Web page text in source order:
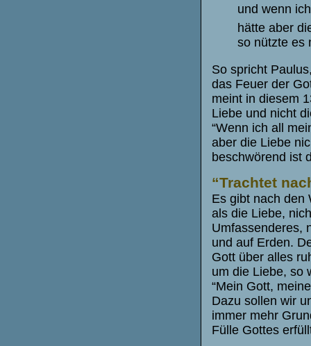
und wenn
hätte aber
so nützte es
So spricht
das Feuer der
meint in diesem
Liebe und nicht
“Wenn ich all
aber die Liebe
beschwörend ist
“Trachtet
Es gibt nach den
als die Liebe,
Umfassenderes,
und auf Erden.
Gott über alles
um die Liebe, so
“Mein Gott,
Dazu sollen wir
immer mehr
Fülle Gottes